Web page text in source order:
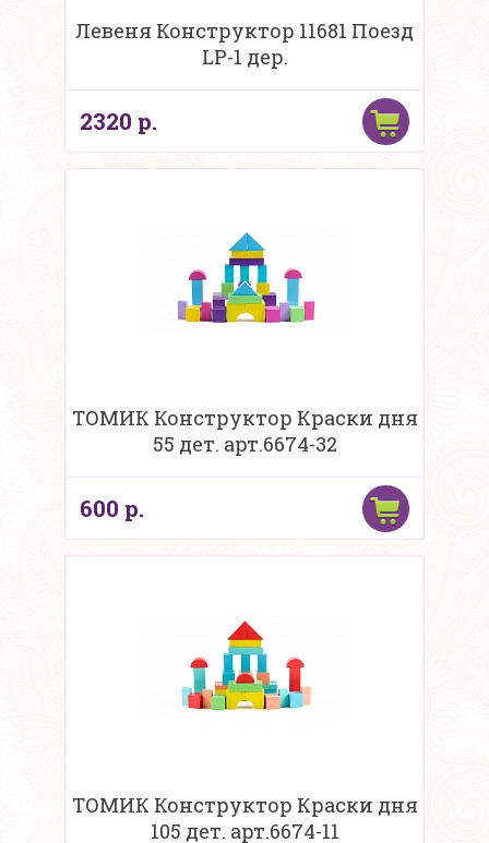
Левеня Конструктор 11681 Поезд
LP-1 дер.
2320 р.
ТОМИК Конструктор Краски дня
55 дет. арт.6674-32
600 р.
ТОМИК Конструктор Краски дня
105 дет. арт.6674-11